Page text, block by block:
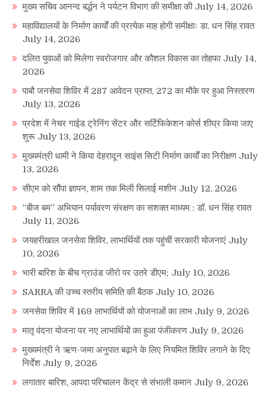
मुख्य सचिव आनन्द बर्द्धन ने पर्यटन विभाग की समीक्षा की July 14, 2026
महाविद्यालयों के निर्माण कार्यों की प्रत्येक माह होगी समीक्षाः डा. धन सिंह रावत
July 14, 2026
दलित युवाओं को मिलेगा स्वरोजगार और कौशल विकास का तोहफा July 14,
2026
पाबौ जनसेवा शिविर में 287 आवेदन प्राप्त, 272 का मौके पर हुआ निस्तारण
July 13, 2026
प्रदेश में नेचर गाईड ट्रेनिंग सेंटर और सर्टिफिकेशन कोर्स शीघ्र किया जाए
शुरू July 13, 2026
मुख्यमंत्री धामी ने किया देहरादून साइंस सिटी निर्माण कार्यों का निरीक्षण July
13, 2026
सीएम को सौंपा ज्ञापन, शाम तक मिली सिलाई मशीन July 12, 2026
“बीज बम” अभियान पर्यावरण संरक्षण का सशक्त माध्यम : डॉ. धन सिंह रावत
July 11, 2026
जयहरीखाल जनसेवा शिविर, लाभार्थियों तक पहुंचीं सरकारी योजनाएं July
10, 2026
भारी बारिश के बीच ग्राउंड जीरो पर उतरे डीएम; July 10, 2026
SARRA की उच्च स्तरीय समिति की बैठक July 10, 2026
जनसेवा शिविर में 169 लाभार्थियों को योजनाओं का लाभ July 9, 2026
मातृ वंदना योजना पर नए लाभार्थियों का हुआ पंजीकरण July 9, 2026
मुख्यमंत्री ने ऋण-जमा अनुपात बढ़ाने के लिए नियमित शिविर लगाने के दिए
निर्देश July 9, 2026
लगातार बारिश, आपदा परिचालन केंद्र से संभाली कमान July 9, 2026